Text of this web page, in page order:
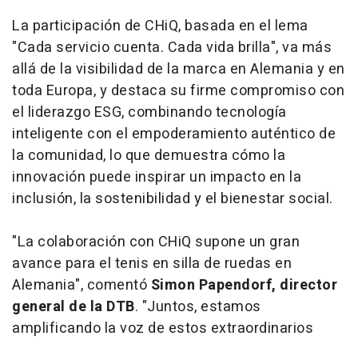
La participación de CHiQ, basada en el lema
"Cada servicio cuenta. Cada vida brilla", va más
allá de la visibilidad de la marca en Alemania y en
toda Europa, y destaca su firme compromiso con
el liderazgo ESG, combinando tecnología
inteligente con el empoderamiento auténtico de
la comunidad, lo que demuestra cómo la
innovación puede inspirar un impacto en la
inclusión, la sostenibilidad y el bienestar social.
"La colaboración con CHiQ supone un gran
avance para el tenis en silla de ruedas en
Alemania", comentó Simon Papendorf, director
general de la DTB. "Juntos, estamos
amplificando la voz de estos extraordinarios